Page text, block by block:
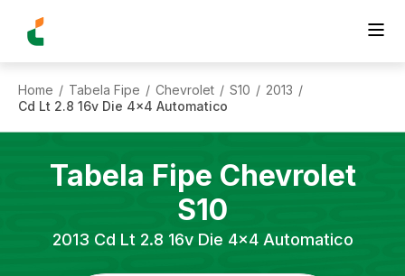
Home / Tabela Fipe / Chevrolet / S10 / 2013 /
Cd Lt 2.8 16v Die 4x4 Automatico
Tabela Fipe Chevrolet
S10
2013 Cd Lt 2.8 16v Die 4x4 Automatico